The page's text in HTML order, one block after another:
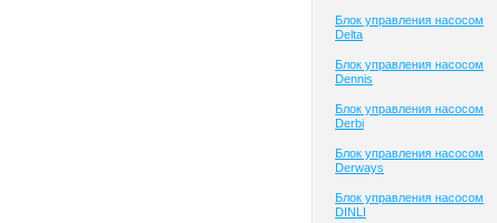
Блок управления насосом
Delta
Блок управления насосом
Dennis
Блок управления насосом
Derbi
Блок управления насосом
Derways
Блок управления насосом
DINLI